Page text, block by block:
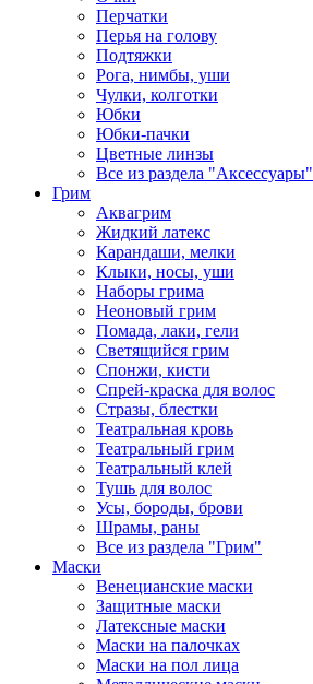
Перчатки
Перья на голову
Подтяжки
Рога, нимбы, уши
Чулки, колготки
Юбки
Юбки-пачки
Цветные линзы
Все из раздела "Аксессуары"
Грим
Аквагрим
Жидкий латекс
Карандаши, мелки
Клыки, носы, уши
Наборы грима
Неоновый грим
Помада, лаки, гели
Светящийся грим
Спонжи, кисти
Спрей-краска для волос
Стразы, блестки
Театральная кровь
Театральный грим
Театральный клей
Тушь для волос
Усы, бороды, брови
Шрамы, раны
Все из раздела "Грим"
Маски
Венецианские маски
Защитные маски
Латексные маски
Маски на палочках
Маски на пол лица